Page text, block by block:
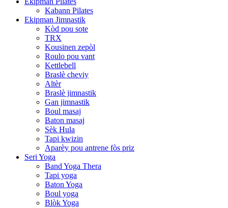
Kabann Pilates
Ekipman Jimnastik
Kòd pou sote
TRX
Kousinen zepòl
Roulo pou vant
Kettlebell
Braslè cheviy
Altèr
Braslè jimnastik
Gan jimnastik
Boul masaj
Baton masaj
Sèk Hula
Tapi kwizin
Aparèy pou antrene fòs priz
Seri Yoga
Band Yoga Thera
Tapi yoga
Baton Yoga
Boul yoga
Blòk Yoga